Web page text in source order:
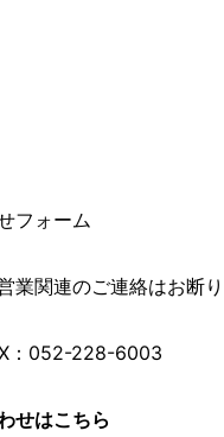
フォーム
関連のご連絡はお断り
：052-228-6003
せはこちら